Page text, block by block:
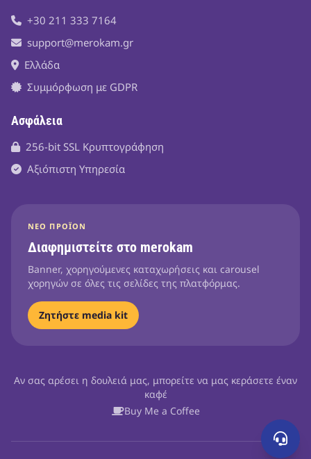
+30 211 333 7164
support@merokam.gr
Ελλάδα
Συμμόρφωση με GDPR
Ασφάλεια
256-bit SSL Κρυπτογράφηση
Αξιόπιστη Υπηρεσία
ΝΈΟ ΠΡΟΪΌΝ
Διαφημιστείτε στο merokam
Banner, χορηγούμενες καταχωρήσεις και carousel
χορηγών σε όλες τις σελίδες της πλατφόρμας.
Ζητήστε media kit
Αν σας αρέσει η δουλειά μας, μπορείτε να μας κεράσετε έναν
καφέ
Buy Me a Coffee